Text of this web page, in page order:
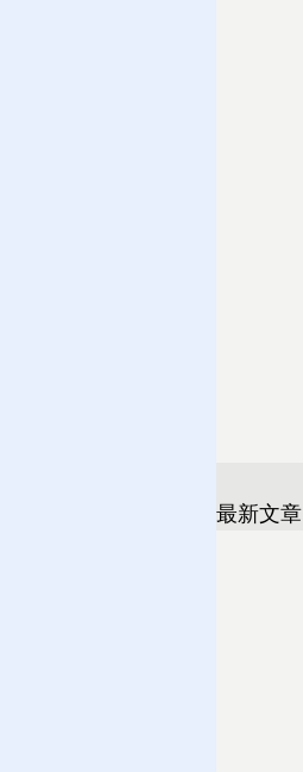
最新文章